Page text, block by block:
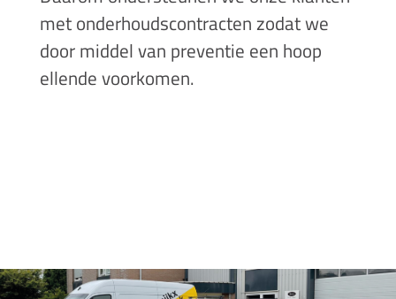
met onderhoudscontracten zodat we
door middel van preventie een hoop
ellende voorkomen.